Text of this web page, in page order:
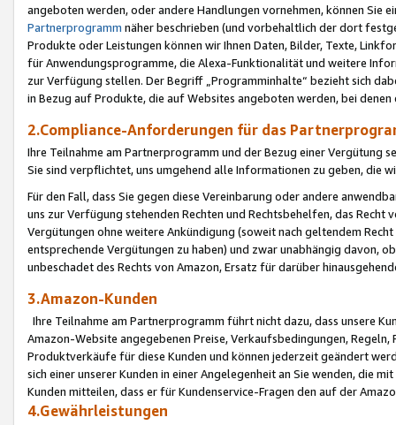
angeboten werden, oder andere Handlungen vornehmen, können Sie
Partnerprogramm näher beschrieben (und vorbehaltlich der dort
Produkte oder Leistungen können wir Ihnen Daten, Bilder, Texte,
für Anwendungsprogramme, die Alexa-Funktionalität und weitere
zur Verfügung stellen. Der Begriff „Programminhalte“ bezieht sich
in Bezug auf Produkte, die auf Websites angeboten werden, bei
2.Compliance-Anforderungen für das
Ihre Teilnahme am Partnerprogramm und der Bezug einer Vergütung
Sie sind verpflichtet, uns umgehend alle Informationen zu geben, die
Für den Fall, dass Sie gegen diese Vereinbarung oder andere
uns zur Verfügung stehenden Rechten und Rechtsbehelfen, das
Vergütungen ohne weitere Ankündigung (soweit nach geltendem
entsprechende Vergütungen zu haben) und zwar unabhängig davon,
unbeschadet des Rechts von Amazon, Ersatz für darüber
3.Amazon-Kunden
Ihre Teilnahme am Partnerprogramm führt nicht dazu, dass unsere
Amazon-Website angegebenen Preise, Verkaufsbedingungen,
Produktverkäufe für diese Kunden und können jederzeit geändert
sich einer unserer Kunden in einer Angelegenheit an Sie wenden, die
Kunden mitteilen, dass er für Kundenservice-Fragen den auf der
4.Gewährleistungen